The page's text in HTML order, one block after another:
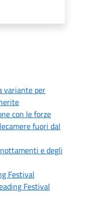
variante per
con le forze
fuori dal
e degli
Festival
Festival